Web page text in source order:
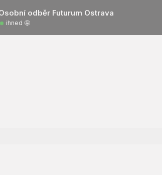
odběr Futurum Ostrava
ihned 🤩